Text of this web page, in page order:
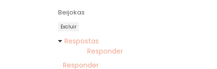
Beijokas
Excluir
Respostas
Responder
Responder